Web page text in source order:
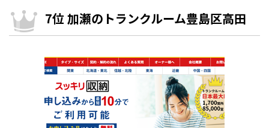
7位 加瀬のトランクルーム豊島区高田